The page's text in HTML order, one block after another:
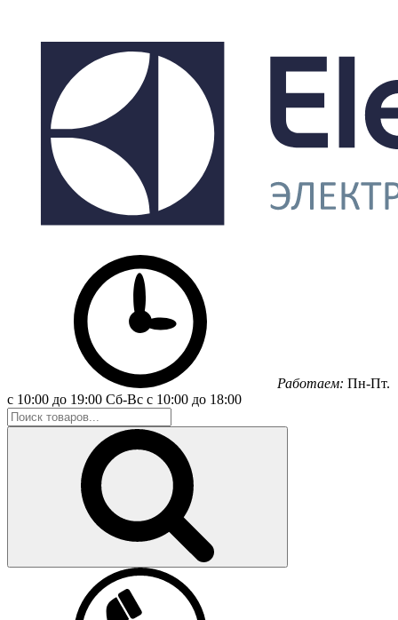
Работаем: Пн-Пт.
с 10:00 до 19:00 Сб-Вс с 10:00 до 18:00